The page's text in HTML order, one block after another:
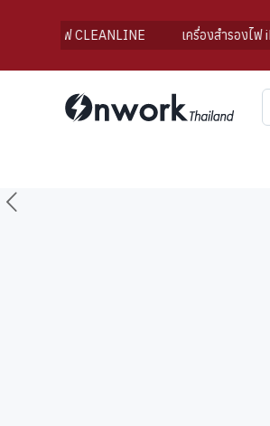
งไฟ CLEANLINE เครื่องสำรองไฟ iPower